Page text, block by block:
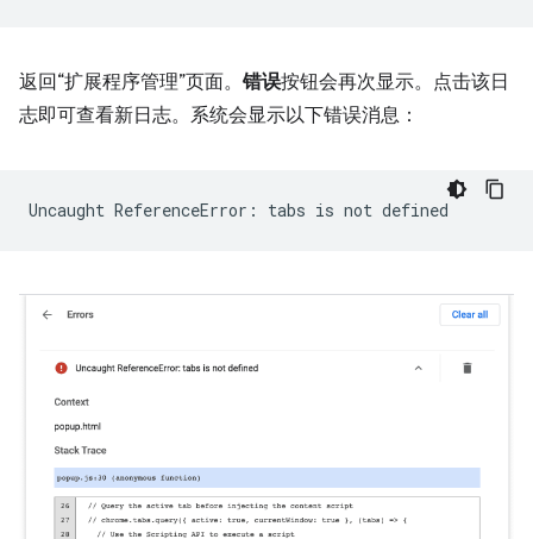
返回“扩展程序管理”页面。 错误按钮会再次显示。点击该日
志即可查看新日志。系统会显示以下错误消息：